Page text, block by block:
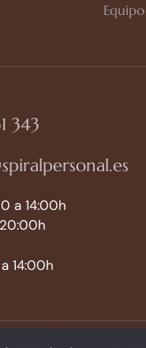
Equipo
343
a 14:00h
14:00h
Legal Política de Privacidad